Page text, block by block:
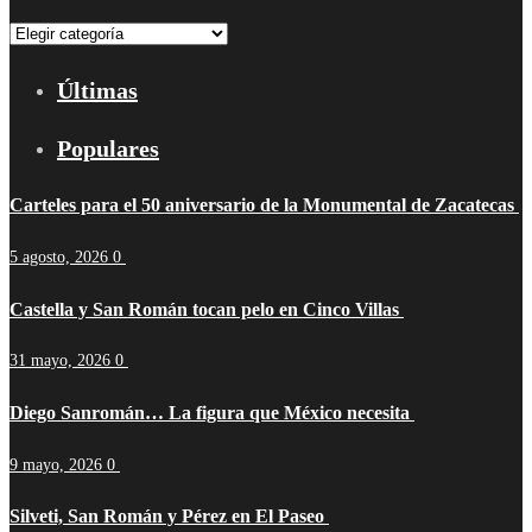
Categorías
Últimas
Populares
Carteles para el 50 aniversario de la Monumental de Zacatecas
5 agosto, 2026 0
Castella y San Román tocan pelo en Cinco Villas
31 mayo, 2026 0
Diego Sanromán… La figura que México necesita
9 mayo, 2026 0
Silveti, San Román y Pérez en El Paseo